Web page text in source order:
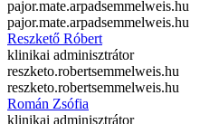
pajor.mate.arpadsemmelweis.hu
pajor.mate.arpadsemmelweis.hu
Reszkető Róbert
klinikai adminisztrátor
reszketo.robertsemmelweis.hu
reszketo.robertsemmelweis.hu
Román Zsófia
klinikai adminisztrátor